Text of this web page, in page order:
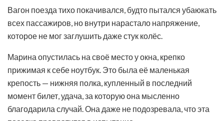
Вагон поезда тихо покачивался, будто пытался убаюкать
всех пассажиров, но внутри нарастало напряжение,
которое не мог заглушить даже стук колёс.
Марина опустилась на своё место у окна, крепко
прижимая к себе ноутбук. Это была её маленькая
крепость — нижняя полка, купленный в последний
момент билет, удача, за которую она мысленно
благодарила случай. Она даже не подозревала, что эта